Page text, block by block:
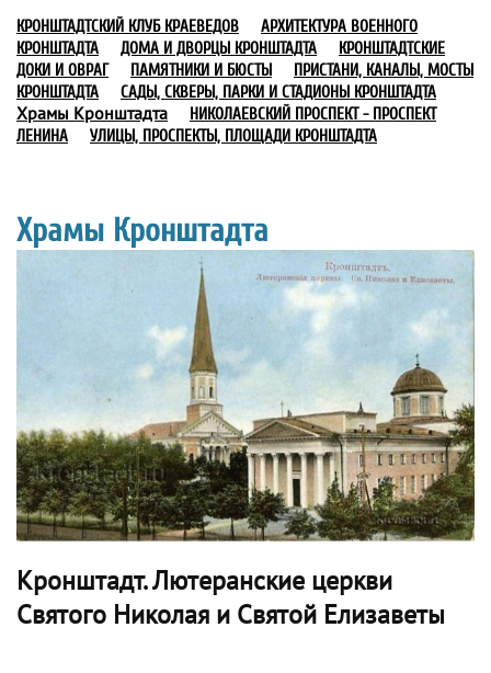
КРОНШТАДТСКИЙ КЛУБ КРАЕВЕДОВ
АРХИТЕКТУРА ВОЕННОГО
КРОНШТАДТА
ДОМА И ДВОРЦЫ КРОНШТАДТА
КРОНШТАДТСКИЕ
ДОКИ И ОВРАГ
ПАМЯТНИКИ И БЮСТЫ
ПРИСТАНИ, КАНАЛЫ, МОСТЫ
КРОНШТАДТА
САДЫ, СКВЕРЫ, ПАРКИ И СТАДИОНЫ КРОНШТАДТА
Храмы Кронштадта
НИКОЛАЕВСКИЙ ПРОСПЕКТ - ПРОСПЕКТ
ЛЕНИНА
УЛИЦЫ, ПРОСПЕКТЫ, ПЛОЩАДИ КРОНШТАДТА
Храмы Кронштадта
Кронштадт. Лютеранские церкви
Святого Николая и Святой Елизаветы